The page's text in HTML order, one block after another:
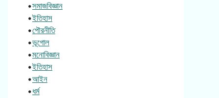
•সমাজবিজ্ঞান
•ইতিহাস
•পৌরনীতি
•ভূগোল
•মনোবিজ্ঞান
•ইতিহাস
•আইন
•ধর্ম